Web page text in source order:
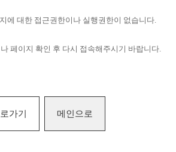
에 대한 접근권한이나 실행권한이 없습니다.
페이지 확인 후 다시 접속해주시기 바랍니다.
가기 메인으로